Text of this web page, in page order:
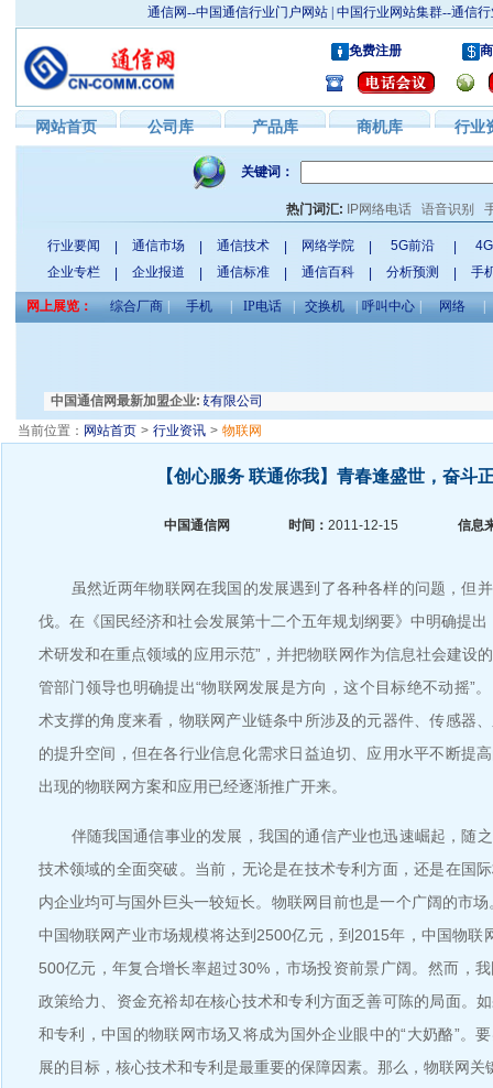
通信网--中国通信行业门户网站 | 中国行业网站集群--通信
免费注册
网站首页 公司库 产品库 商机库 行业
关键词：
热门词汇: IP网络电话 语音识别
行业要闻 通信市场 通信技术 网络学院 5G前沿
企业专栏
企业报道 通信标准 通信百科 分析预测 手
网上展览： 综合厂商 | 手机 | IP电话 | 交换机 | 呼叫中心 | 网络 |
中国通信网最新加盟企业:
区汇潮大厦
西安雷达电子科技有限公司
当前位置： 网站首页 > 行业资讯 > 物联网
【创心服务 联通你我】青春逢盛世，奋斗
中国通信网 时间： 2011-12-15 信息
虽然近两年物联网在我国的发展遇到了各种各样的问题，但
伐。在《国民经济和社会发展第十二个五年规划纲要》中明确提出
术研发和在重点领域的应用示范”，并把物联网作为信息社会建设
管部门领导也明确提出“物联网发展是方向，这个目标绝不动摇”
术支撑的角度来看，物联网产业链条中所涉及的元器件、传感器
的提升空间，但在各行业信息化需求日益迫切、应用水平不断提
出现的物联网方案和应用已经逐渐推广开来。
伴随我国通信事业的发展，我国的通信产业也迅速崛起，随
技术领域的全面突破。当前，无论是在技术专利方面，还是在国
内企业均可与国外巨头一较短长。物联网目前也是一个广阔的市
中国物联网产业市场规模将达到2500亿元，到2015年，中国物联
500亿元，年复合增长率超过30%，市场投资前景广阔。然而，
政策给力、资金充裕却在核心技术和专利方面乏善可陈的局面。
和专利，中国的物联网市场又将成为国外企业眼中的“大奶酪”。
展的目标，核心技术和专利是最重要的保障因素。那么，物联网关